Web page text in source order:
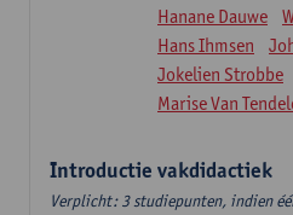
Hanane Dauwe
Hans Ihmsen
Jokelien Strobbe
Marise Van
Introductie vakdidactiek
Verplicht: 3 studiepunten, indien